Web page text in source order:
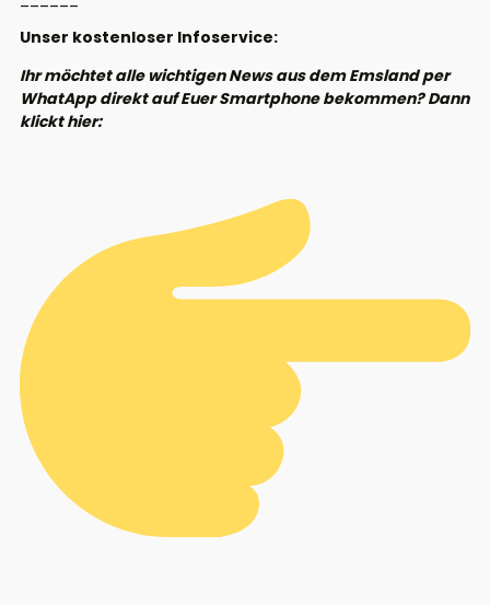
Unser kostenloser Infoservice:
Ihr möchtet alle wichtigen News aus dem Emsland per
WhatApp direkt auf Euer Smartphone bekommen? Dann
klickt hier: